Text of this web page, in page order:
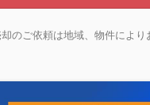
のご依頼は地域、物件により